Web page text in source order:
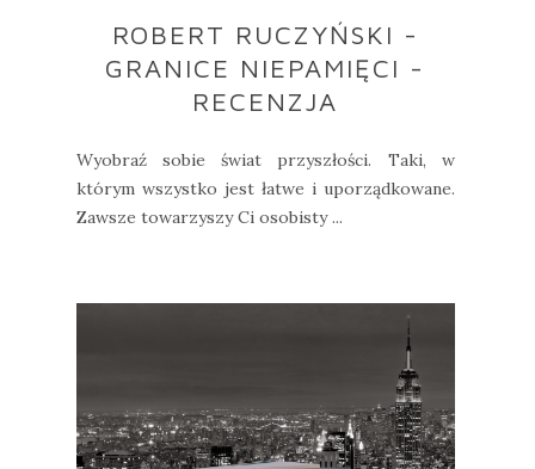
ROBERT RUCZYŃSKI -
GRANICE NIEPAMIĘCI -
RECENZJA
Wyobraź sobie świat przyszłości. Taki, w
którym wszystko jest łatwe i uporządkowane.
Zawsze towarzyszy Ci osobisty ...